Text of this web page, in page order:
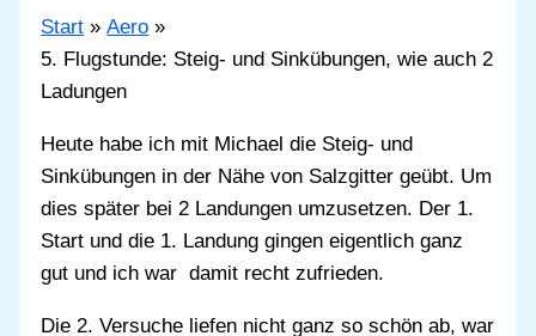
Start
Aero
5. Flugstunde: Steig- und Sinkübungen, wie auch 2
Ladungen
Heute habe ich mit Michael die Steig- und
Sinkübungen in der Nähe von Salzgitter geübt. Um
dies später bei 2 Landungen umzusetzen. Der 1.
Start und die 1. Landung gingen eigentlich ganz
gut und ich war damit recht zufrieden.
Die 2. Versuche liefen nicht ganz so schön ab, war